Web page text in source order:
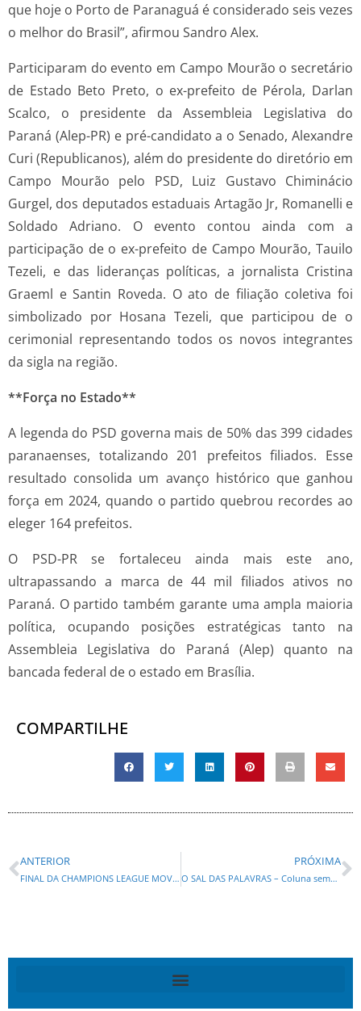
que hoje o Porto de Paranaguá é considerado seis vezes
o melhor do Brasil”, afirmou Sandro Alex.
Participaram do evento em Campo Mourão o secretário
de Estado Beto Preto, o ex-prefeito de Pérola, Darlan
Scalco, o presidente da Assembleia Legislativa do
Paraná (Alep-PR) e pré-candidato a o Senado, Alexandre
Curi (Republicanos), além do presidente do diretório em
Campo Mourão pelo PSD, Luiz Gustavo Chiminácio
Gurgel, dos deputados estaduais Artagão Jr, Romanelli e
Soldado Adriano. O evento contou ainda com a
participação de o ex-prefeito de Campo Mourão, Tauilo
Tezeli, e das lideranças políticas, a jornalista Cristina
Graeml e Santin Roveda. O ato de filiação coletiva foi
simbolizado por Hosana Tezeli, que participou de o
cerimonial representando todos os novos integrantes
da sigla na região.
**Força no Estado**
A legenda do PSD governa mais de 50% das 399 cidades
paranaenses, totalizando 201 prefeitos filiados. Esse
resultado consolida um avanço histórico que ganhou
força em 2024, quando o partido quebrou recordes ao
eleger 164 prefeitos.
O PSD-PR se fortaleceu ainda mais este ano,
ultrapassando a marca de 44 mil filiados ativos no
Paraná. O partido também garante uma ampla maioria
política, ocupando posições estratégicas tanto na
Assembleia Legislativa do Paraná (Alep) quanto na
bancada federal de o estado em Brasília.
COMPARTILHE
ANTERIOR
FINAL DA CHAMPIONS LEAGUE MOVIMENTA BARES E RESTAURANTES EM CURITIBA E PRINCIPAIS CIDADES DO PARANÁ
PRÓXIMA
O SAL DAS PALAVRAS – Coluna semanal de Ogier Buchi – 29/05/2026